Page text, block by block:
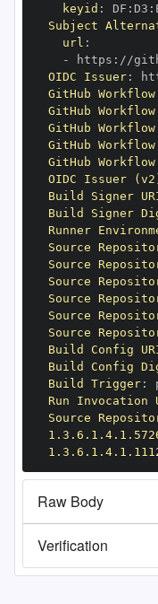
keyid : DF : D3 :
Subject
url :
-
https :
OIDC Issuer:
GitHub
GitHub Workflow
GitHub Workflow
GitHub
GitHub
OIDC Issuer
Build Signer
Build Signer
Runner
Source
Source
Source
Source
Source
Source
Build Config
Build Config
Build Trigger:
Run Invocation
Source
Raw Body
Verification